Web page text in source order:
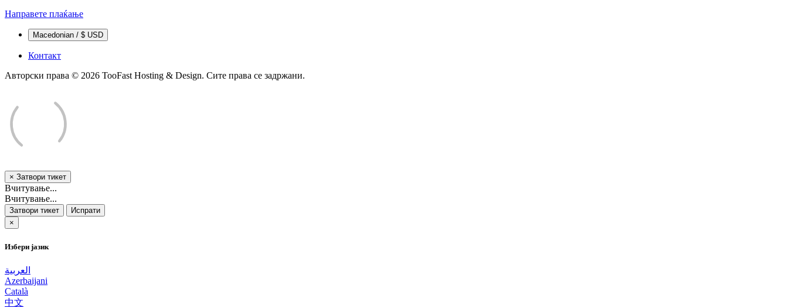
Направете плаќање
Macedonian / $ USD
Контакт
Авторски права © 2026 TooFast Hosting & Design. Сите права се задржани.
× Затвори тикет
Вчитување...
Вчитување...
Затвори тикет
Испрати
×
Избери јазик
العربية
Azerbaijani
Català
中文